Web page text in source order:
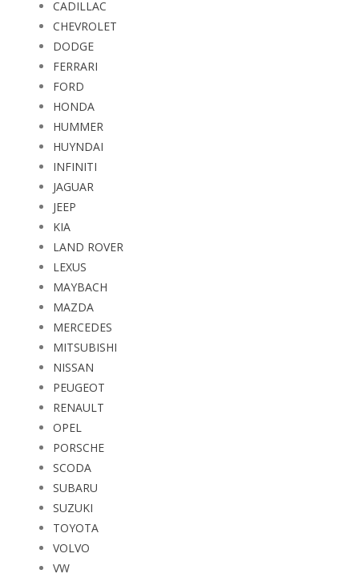
CHEVROLET
DODGE
FERRARI
FORD
HONDA
HUMMER
HUYNDAI
INFINITI
JAGUAR
JEEP
KIA
LAND ROVER
LEXUS
MAYBACH
MAZDA
MERCEDES
MITSUBISHI
NISSAN
PEUGEOT
RENAULT
OPEL
PORSCHE
SCODA
SUBARU
SUZUKI
TOYOTA
VOLVO
VW